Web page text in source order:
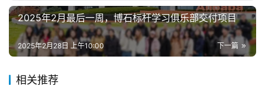
2025年2月最后一周，博石标杆学习俱乐部交付项目
下一篇
2025年2月28日 上午10:00
相关推荐